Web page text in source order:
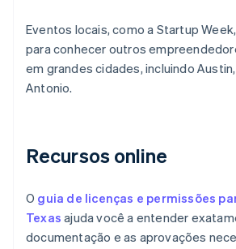
Eventos locais, como a Startup
para conhecer outros
em grandes cidades, incluindo Austin,
Antonio.
Recursos online
O guia de licenças e permissões
Texas ajuda você a entender
documentação e as aprovações